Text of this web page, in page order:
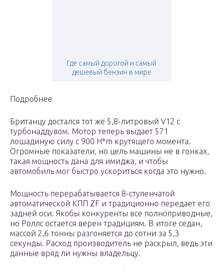
Где самый дорогой и самый
дешевый бензин в мире
Подробнее
Британцу достался тот же 5,8-литровый V12 с
турбонаддувом. Мотор теперь выдает 571
лошадиную силу с 900 H*m крутящего момента.
Огромные показатели, но цель машины не в гонках,
такая мощность дана для имиджа, и чтобы
автомобиль мог быстро ускориться когда это нужно.
Мощность перерабатывается 8-ступенчатой
автоматической КПП ZF и традиционно передает его
задней оси. Якобы конкуренты все полноприводные,
но Роллс остается верен традициям. В итоге седан,
массой 2,6 тонны разгоняется до сотни за 5,3
секунды. Расход производитель не раскрыл, ведь эти
данные вряд ли нужны владельцу.